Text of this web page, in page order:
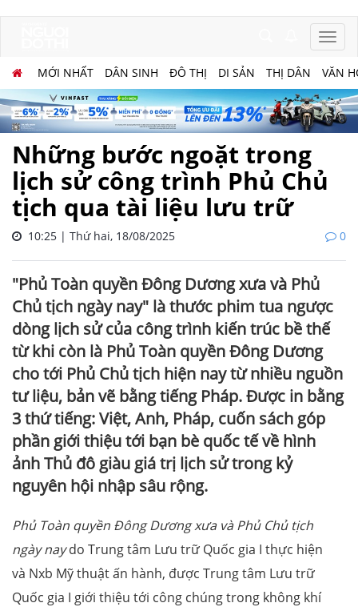
MỚI NHẤT DÂN SINH ĐÔ THỊ DI SẢN THỊ DÂN VĂN
Những bước ngoặt trong
lịch sử công trình Phủ Chủ
tịch qua tài liệu lưu trữ
10:25 | Thứ hai, 18/08/2025 0
"Phủ Toàn quyền Đông Dương xưa và Phủ
Chủ tịch ngày nay" là thước phim tua ngược
dòng lịch sử của công trình kiến trúc bề thế
từ khi còn là Phủ Toàn quyền Đông Dương
cho tới Phủ Chủ tịch hiện nay từ nhiều nguồn
tư liệu, bản vẽ bằng tiếng Pháp. Được in bằng
3 thứ tiếng: Việt, Anh, Pháp, cuốn sách góp
phần giới thiệu tới bạn bè quốc tế về hình
ảnh Thủ đô giàu giá trị lịch sử trong kỷ
nguyên hội nhập sâu rộng.
Phủ Toàn quyền Đông Dương xưa và Phủ Chủ tịch
ngày naydo Trung tâm Lưu trữ Quốc gia I thực hiện
và Nxb Mỹ thuật ấn hành, được Trung tâm Lưu trữ
Quốc gia I giới thiệu tới công chúng trong không khí